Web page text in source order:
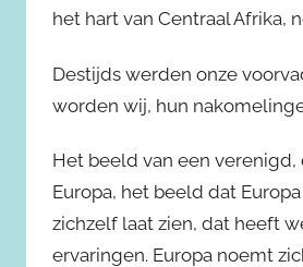
het hart van Centraal Afrika,
Destijds werden onze
worden wij, hun
Het beeld van een
Europa, het beeld dat
zichzelf laat zien, dat heeft
ervaringen. Europa noemt